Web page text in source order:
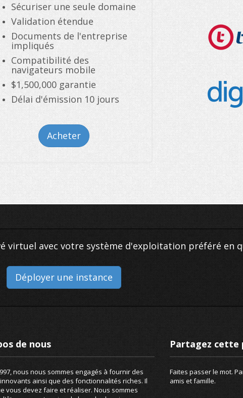
Sécuriser une seule domaine
Validation étendue
Documents de l'entreprise
impliqués
Compatibilité des
navigateurs mobile
$1,500,000 garantie
Délai d'émission 10 jours
Acheter
virtuel avec votre système d'exploitation préféré en
Déployer une instance
de nous
nous nous sommes engagés à fournir des
ainsi que des fonctionnalités riches. Il
vous devez faire et réaliser. Nous sommes
Partagez cette
Faites passer le mot.
amis et famille.